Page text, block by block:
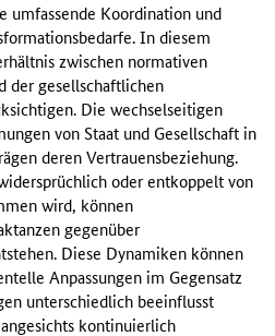
umfassende Koordination und
In diesem
zwischen normativen
der gesellschaftlichen
Die wechselseitigen
von Staat und Gesellschaft in
deren Vertrauensbeziehung.
oder entkoppelt von
wird, können
gegenüber
Diese Dynamiken können
Anpassungen im Gegensatz
unterschiedlich beeinflusst
kontinuierlich